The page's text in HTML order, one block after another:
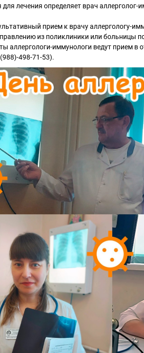
для лечения определяет врач аллерголог-
прием к врачу аллергологу-
из поликлиники или больницы
аллергологи-иммунологи ведут прием в
498-71-53).